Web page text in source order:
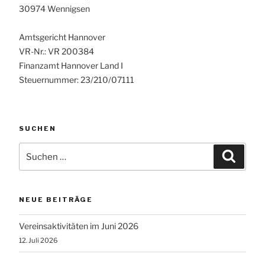
30974 Wennigsen
Amtsgericht Hannover
VR-Nr.: VR 200384
Finanzamt Hannover Land I
Steuernummer: 23/210/07111
SUCHEN
nach:
NEUE BEITRÄGE
Vereinsaktivitäten im Juni 2026
12. Juli 2026